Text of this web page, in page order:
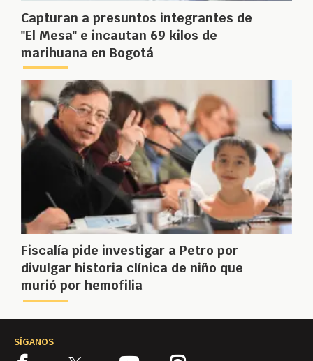
Capturan a presuntos integrantes de
"El Mesa" e incautan 69 kilos de
marihuana en Bogotá
Fiscalía pide investigar a Petro por
divulgar historia clínica de niño que
murió por hemofilia
SÍGANOS